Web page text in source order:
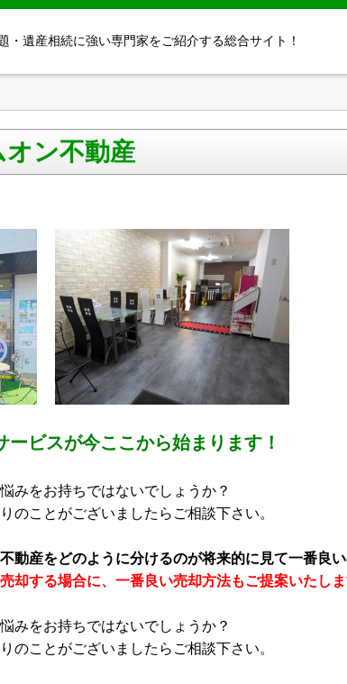
・遺産相続に強い専門家をご紹介する総合サイト！
ン不動産
ビスが今ここから始まります！
みをお持ちではないでしょうか？
のことがございましたらご相談下さい。
動産をどのように分けるのが将来的に見て一番良
却する場合に、一番良い売却方法もご提案いたしま
みをお持ちではないでしょうか？
のことがございましたらご相談下さい。